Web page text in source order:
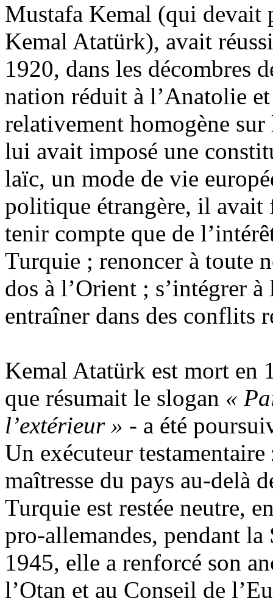
Mustafa Kemal (qui devait
Kemal Atatürk), avait
1920, dans les décombres
nation réduit à l’Anatolie
relativement homogène
lui avait imposé une
laïc, un mode de vie
politique étrangère, il avait
tenir compte que de
Turquie ; renoncer à toute
dos à l’Orient ; s’intégrer
entraîner dans des conflits
Kemal Atatürk est mort en
que résumait le slogan «
l’extérieur » - a été
Un exécuteur
maîtresse du pays au-delà
Turquie est restée neutre,
pro-allemandes, pendant
1945, elle a renforcé son
l’Otan et au Conseil de